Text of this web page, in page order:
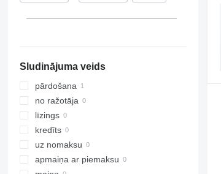
Sludinājuma veids
pārdošana
no ražotāja
līzings
kredīts
uz nomaksu
apmaiņa ar piemaksu